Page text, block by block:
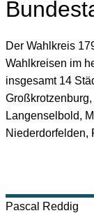
Der Wahlkreis
Wahlkreisen im
insgesamt 14
Langenselbold,
Niederdorfelden,
Pascal
Reddig